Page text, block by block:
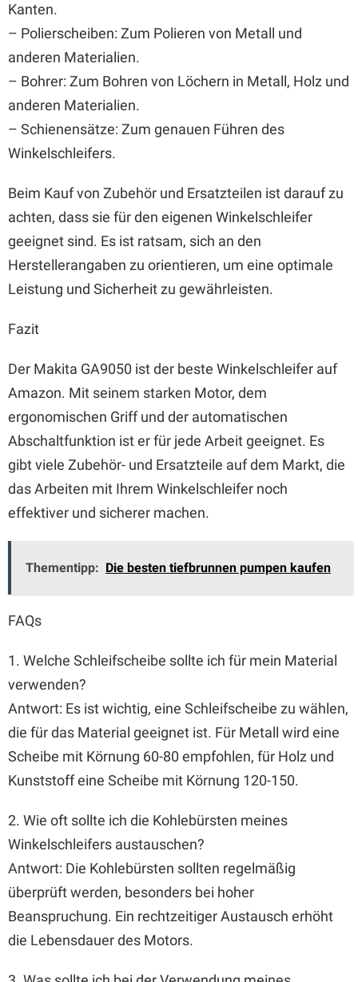
Kanten.
– Polierscheiben: Zum Polieren von Metall und
anderen Materialien.
– Bohrer: Zum Bohren von Löchern in Metall, Holz und
anderen Materialien.
– Schienensätze: Zum genauen Führen des
Winkelschleifers.
Beim Kauf von Zubehör und Ersatzteilen ist darauf zu
achten, dass sie für den eigenen Winkelschleifer
geeignet sind. Es ist ratsam, sich an den
Herstellerangaben zu orientieren, um eine optimale
Leistung und Sicherheit zu gewährleisten.
Fazit
Der Makita GA9050 ist der beste Winkelschleifer auf
Amazon. Mit seinem starken Motor, dem
ergonomischen Griff und der automatischen
Abschaltfunktion ist er für jede Arbeit geeignet. Es
gibt viele Zubehör- und Ersatzteile auf dem Markt, die
das Arbeiten mit Ihrem Winkelschleifer noch
effektiver und sicherer machen.
Thementipp: Die besten tiefbrunnen pumpen kaufen
FAQs
1. Welche Schleifscheibe sollte ich für mein Material
verwenden?
Antwort: Es ist wichtig, eine Schleifscheibe zu wählen,
die für das Material geeignet ist. Für Metall wird eine
Scheibe mit Körnung 60-80 empfohlen, für Holz und
Kunststoff eine Scheibe mit Körnung 120-150.
2. Wie oft sollte ich die Kohlebürsten meines
Winkelschleifers austauschen?
Antwort: Die Kohlebürsten sollten regelmäßig
überprüft werden, besonders bei hoher
Beanspruchung. Ein rechtzeitiger Austausch erhöht
die Lebensdauer des Motors.